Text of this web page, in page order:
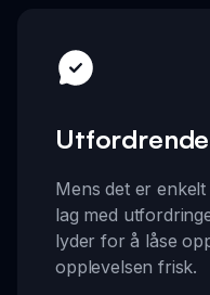
Mens det er
lag med
lyder for å låse
opplevelsen frisk.